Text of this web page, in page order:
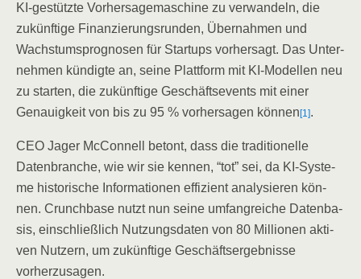
KI-gestütz­te Vor­her­sa­ge­ma­schi­ne zu ver­wan­deln, die
zukünf­ti­ge Finan­zie­rungs­run­den, Über­nah­men und
Wachs­tums­pro­gno­sen für Start­ups vor­her­sagt. Das Unter­
neh­men kün­dig­te an, sei­ne Platt­form mit KI-Model­len neu
zu star­ten, die zukünf­ti­ge Geschäfts­events mit einer
Genau­ig­keit von bis zu 95 % vor­her­sa­gen kön­nen [1].
CEO Jager McCon­nell betont, dass die tra­di­tio­nel­le
Daten­bran­che, wie wir sie ken­nen, “tot” sei, da KI-Sys­te­
me his­to­ri­sche Infor­ma­tio­nen effi­zi­ent ana­ly­sie­ren kön­
nen. Crunch­ba­se nutzt nun sei­ne umfang­rei­che Daten­ba­
sis, ein­schließ­lich Nut­zungs­da­ten von 80 Mil­lio­nen akti­
ven Nut­zern, um zukünf­ti­ge Geschäfts­er­geb­nis­se
vorherzusagen.